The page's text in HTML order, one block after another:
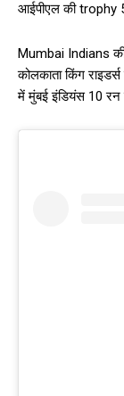
आईपीएल की trophy 5
Mumbai Indians
कोलकाता किंग
में मुंबई इंडियंस 10 रन